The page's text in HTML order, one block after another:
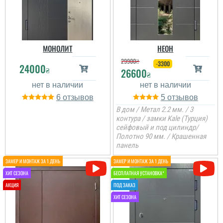
читати всі відгуки
Вікторія
МОНОЛИТ
24000₴
6
НЕОН
29900₴
26600₴
-3300
5
В дом / Метал 2.2 мм. / 3
контура / замки Kale (Турция)
сейфовый и под цилиндр/
Полотно 90 мм. / Крашенная
панель